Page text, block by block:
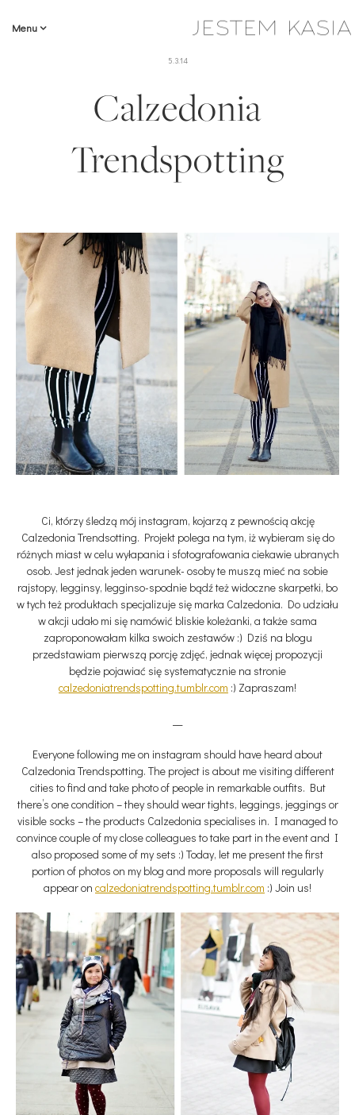
Menu
5.3.14
Calzedonia
Trendspotting
Ci, którzy śledzą mój instagram, kojarzą z pewnością akcję
Calzedonia Trendsotting. Projekt polega na tym, iż wybieram się do
różnych miast w celu wyłapania i sfotografowania ciekawie ubranych
osob. Jest jednak jeden warunek- osoby te muszą mieć na sobie
rajstopy, legginsy, legginso-spodnie bądź też widoczne skarpetki, bo
w tych też produktach specjalizuje się marka Calzedonia. Do udziału
w akcji udało mi się namówić bliskie koleżanki, a także sama
zaproponowałam kilka swoich zestawów :) Dziś na blogu
przedstawiam pierwszą porcję zdjęć, jednak więcej propozycji
będzie pojawiać się systematycznie na stronie
calzedoniatrendspotting.tumblr.com :) Zapraszam!
Everyone following me on instagram should have heard about
Calzedonia Trendspotting. The project is about me visiting different
cities to find and take photo of people in remarkable outfits. But
there’s one condition – they should wear tights, leggings, jeggings or
visible socks – the products Calzedonia specialises in. I managed to
convince couple of my close colleagues to take part in the event and I
also proposed some of my sets :) Today, let me present the first
portion of photos on my blog and more proposals will regularly
appear on calzedoniatrendspotting.tumblr.com :) Join us!